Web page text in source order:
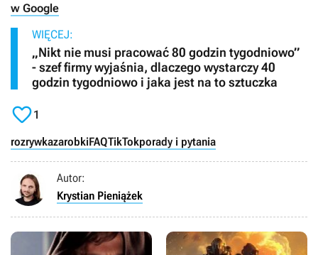
w Google
WIĘCEJ:
„Nikt nie musi pracować 80 godzin tygodniowo”
- szef firmy wyjaśnia, dlaczego wystarczy 40
godzin tygodniowo i jaka jest na to sztuczka
1
rozrywkazarobkiFAQTikTokporady i pytania
Autor:
Krystian Pieniążek